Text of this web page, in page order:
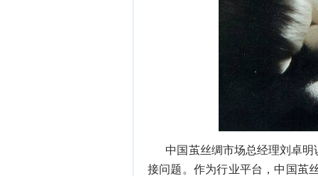
中国茧丝绸市场总经理刘卓明
接问题。作为行业平台，中国茧